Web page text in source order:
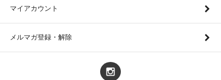
マイアカウント
メルマガ登録・解除